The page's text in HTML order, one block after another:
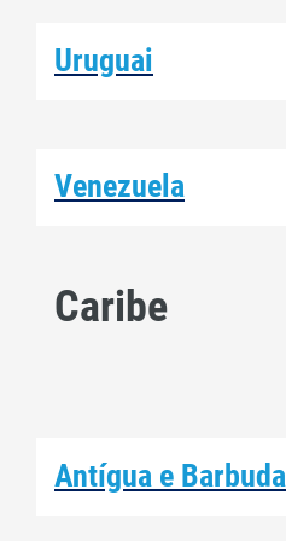
Uruguai
Venezuela
Caribe
Antígua e Barbuda